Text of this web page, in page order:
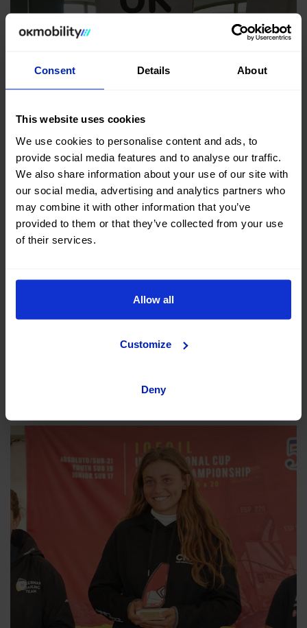
Consent Details About
This website uses cookies
We use cookies to personalise content and ads, to
provide social media features and to analyse our traffic.
We also share information about your use of our site with
our social media, advertising and analytics partners who
may combine it with other information that you’ve
provided to them or that they’ve collected from your use
of their services.
Allow all
Customize
Deny
Mar 28, 2022 NOTICIAS, Corporativo, OK Team
solo trabajamos de manera continua en contribuir a